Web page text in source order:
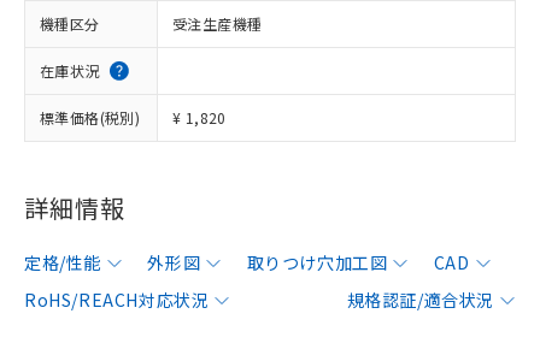
機種区分 受注生産機種
在庫状況
標準価格(税別) ¥ 1,820
詳細情報
定格/性能 外形図 取りつけ穴加工図
CAD
RoHS/REACH対応状況
規格認証/適合状況